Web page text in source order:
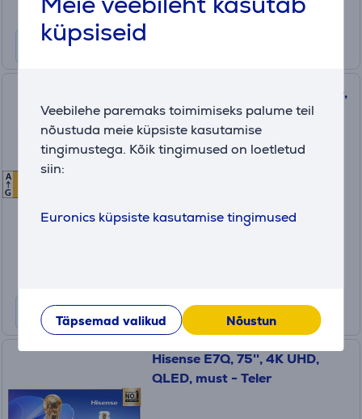
küpsiseid
Veebilehe paremaks toimimiseks palume teil
nõustuda meie küpsiste kasutamise
tingimustega. Kõik tingimused on loetletud
siin:
Euronics küpsiste kasutamise tingimused
Täpsemad valikud Nõustun
A
G
Philips PUS8510, 65'', 4K UHD,
QLED, must - Teler
Hind:
Hisense E7Q, 75'', 4K UHD,
QLED, must - Teler